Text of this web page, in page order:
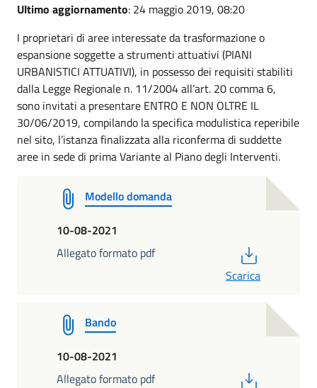
Ultimo aggiornamento: 24 maggio 2019, 08:20
I proprietari di aree interessate da trasformazione o
espansione soggette a strumenti attuativi (PIANI
URBANISTICI ATTUATIVI), in possesso dei requisiti stabiliti
dalla Legge Regionale n. 11/2004 all’art. 20 comma 6,
sono invitati a presentare ENTRO E NON OLTRE IL
30/06/2019, compilando la specifica modulistica reperibile
nel sito, l’istanza finalizzata alla riconferma di suddette
aree in sede di prima Variante al Piano degli Interventi.
Modello domanda
10-08-2021
Allegato formato pdf
Scarica
Bando
10-08-2021
Allegato formato pdf